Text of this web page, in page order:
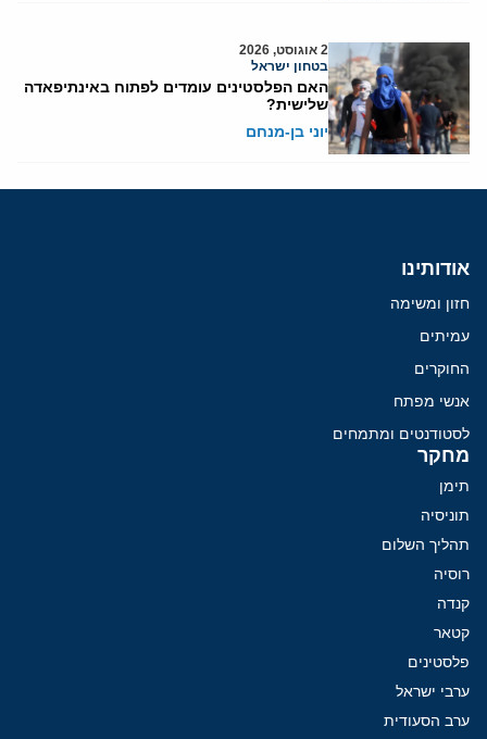
2 אוגוסט, 2026
בטחון ישראל
האם הפלסטינים עומדים לפתוח באינתיפאדה
שלישית?
יוני בן-מנחם
אודותינו
חזון ומשימה
עמיתים
החוקרים
אנשי מפתח
לסטודנטים ומתמחים
מחקר
תימן
תוניסיה
תהליך השלום
רוסיה
קנדה
קטאר
פלסטינים
ערבי ישראל
ערב הסעודית